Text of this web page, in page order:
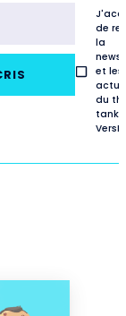
de
la
et les
du
tank